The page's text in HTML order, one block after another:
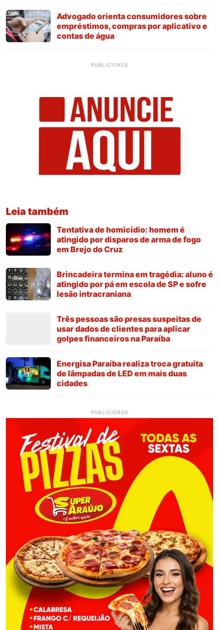
Advogado orienta consumidores sobre
empréstimos, compras por aplicativo e
contas de água
PUBLICIDADE
Leia também
Tentativa de homicídio: homem é
atingido por disparos de arma de fogo
em Brejo do Cruz
Brincadeira termina em tragédia: aluno é
atingido por pá em escola de SP e sofre
lesão intracraniana
Três pessoas são presas suspeitas de
usar dados de clientes para aplicar
golpes financeiros na Paraíba
Energisa Paraíba realiza troca gratuita
de lâmpadas de LED em mais duas
cidades
PUBLICIDADE